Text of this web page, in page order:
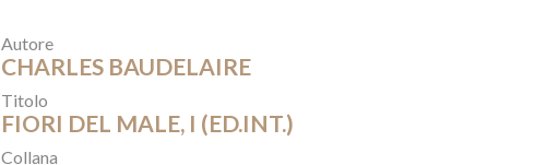
Autore
CHARLES BAUDELAIRE
Titolo
FIORI DEL MALE, I (ED.INT.)
Collana